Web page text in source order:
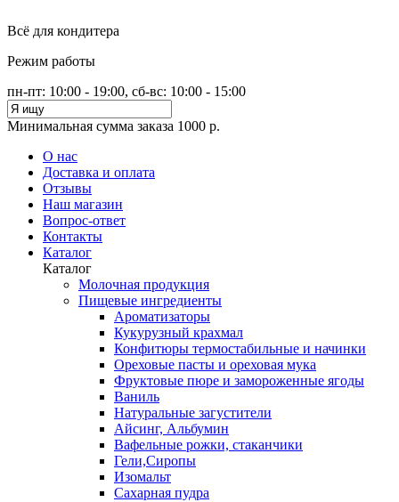
Всё для кондитера
Режим работы
пн-пт: 10:00 - 19:00, сб-вс: 10:00 - 15:00
Минимальная сумма заказа 1000 р.
О нас
Доставка и оплата
Отзывы
Наш магазин
Вопрос-ответ
Контакты
Каталог
Каталог
Молочная продукция
Пищевые ингредиенты
Ароматизаторы
Кукурузный крахмал
Конфитюры термостабильные и начинки
Ореховые пасты и ореховая мука
Фруктовые пюре и замороженные ягоды
Ваниль
Натуральные загустители
Айсинг, Альбумин
Вафельные рожки, стаканчики
Гели,Сиропы
Изомальт
Сахарная пудра